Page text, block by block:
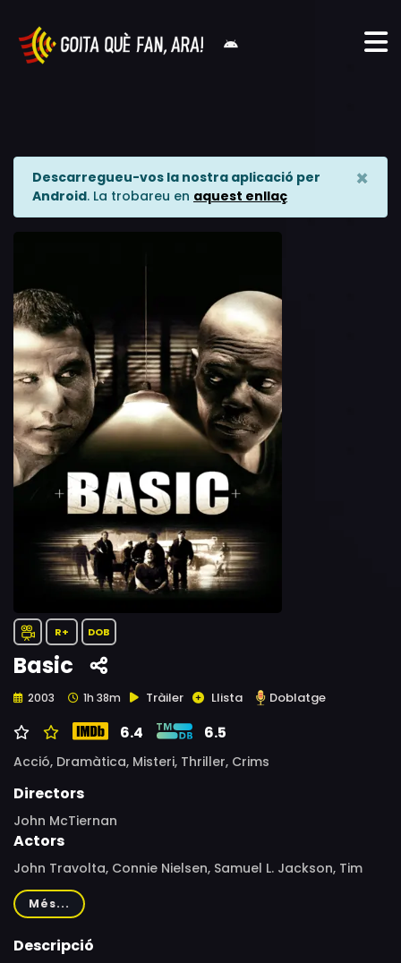
Descarregueu-vos la nostra aplicació per
Android. La trobareu en aquest enllaç
×
R+ DOB
Basic
2003 1h 38m Tràiler Llista Doblatge
6.4 6.5
Acció, Dramàtica, Misteri, Thriller, Crims
Directors
John McTiernan
Actors
John Travolta, Connie Nielsen, Samuel L. Jackson, Tim
Daly, Giovanni Ribisi, Brian Van Holt, Taye Diggs, Dash
Mihok, Cristián de la Fuente, Roselyn Sánchez, Harry
Connick Jr., Margaret Travolta, Dena Johnston, Nick
Més...
Descripció